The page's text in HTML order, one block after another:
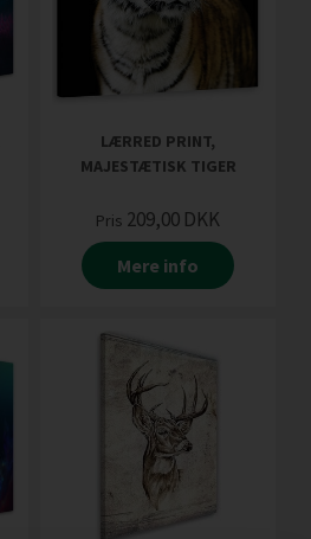
LÆRRED PRINT,
MAJESTÆTISK TIGER
Pris 209,00 DKK
Mere info